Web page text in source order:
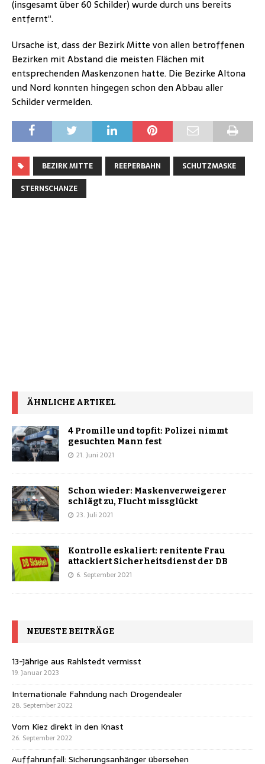
(insgesamt über 60 Schilder) wurde durch uns bereits
entfernt“.
Ursache ist, dass der Bezirk Mitte von allen betroffenen
Bezirken mit Abstand die meisten Flächen mit
entsprechenden Maskenzonen hatte. Die Bezirke Altona
und Nord konnten hingegen schon den Abbau aller
Schilder vermelden.
BEZIRK MITTE REEPERBAHN
SCHUTZMASKE
STERNSCHANZE
ÄHNLICHE ARTIKEL
4 Promille und topfit: Polizei nimmt
gesuchten Mann fest
21. Juni 2021
Schon wieder: Maskenverweigerer
schlägt zu, Flucht missglückt
23. Juli 2021
Kontrolle eskaliert: renitente Frau
attackiert Sicherheitsdienst der DB
6. September 2021
NEUESTE BEITRÄGE
13-Jährige aus Rahlstedt vermisst
19. Januar 2023
Internationale Fahndung nach Drogendealer
28. September 2022
Vom Kiez direkt in den Knast
26. September 2022
Auffahrunfall: Sicherungsanhänger übersehen